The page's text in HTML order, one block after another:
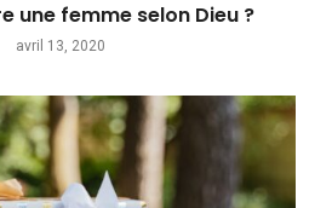
une femme selon Dieu ?
avril 13, 2020